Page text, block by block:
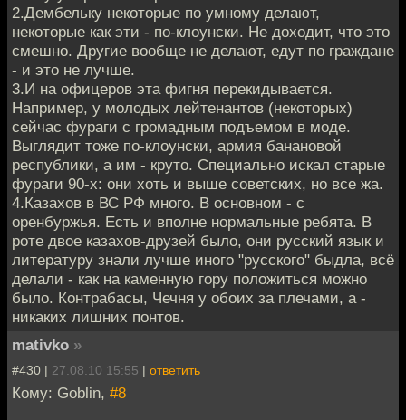
2.Дембельку некоторые по умному делают,
некоторые как эти - по-клоунски. Не доходит, что это
смешно. Другие вообще не делают, едут по граждане
- и это не лучше.
3.И на офицеров эта фигня перекидывается.
Например, у молодых лейтенантов (некоторых)
сейчас фураги с громадным подъемом в моде.
Выглядит тоже по-клоунски, армия банановой
республики, а им - круто. Специально искал старые
фураги 90-х: они хоть и выше советских, но все жа.
4.Казахов в ВС РФ много. В основном - с
оренбуржья. Есть и вполне нормальные ребята. В
роте двое казахов-друзей было, они русский язык и
литературу знали лучше иного "русского" быдла, всё
делали - как на каменную гору положиться можно
было. Контрабасы, Чечня у обоих за плечами, а -
никаких лишних понтов.
mativko »
#430 | 27.08.10 15:55 | ответить
Кому: Goblin, #8